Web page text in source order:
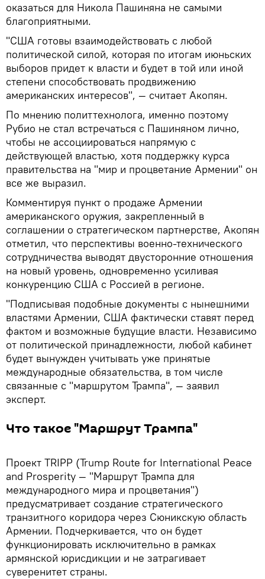
оказаться для Никола Пашиняна не самыми
благоприятными.
"США готовы взаимодействовать с любой
политической силой, которая по итогам июньских
выборов придет к власти и будет в той или иной
степени способствовать продвижению
американских интересов", — считает Акопян.
По мнению политтехнолога, именно поэтому
Рубио не стал встречаться с Пашиняном лично,
чтобы не ассоциироваться напрямую с
действующей властью, хотя поддержку курса
правительства на "мир и процветание Армении" он
все же выразил.
Комментируя пункт о продаже Армении
американского оружия, закрепленный в
соглашении о стратегическом партнерстве, Акопян
отметил, что перспективы военно-технического
сотрудничества выводят двусторонние отношения
на новый уровень, одновременно усиливая
конкуренцию США с Россией в регионе.
"Подписывая подобные документы с нынешними
властями Армении, США фактически ставят перед
фактом и возможные будущие власти. Независимо
от политической принадлежности, любой кабинет
будет вынужден учитывать уже принятые
международные обязательства, в том числе
связанные с "маршрутом Трампа", — заявил
эксперт.
Что такое "Маршрут Трампа"
Проект TRIPP (Trump Route for International Peace
and Prosperity — "Маршрут Трампа для
международного мира и процветания")
предусматривает создание стратегического
транзитного коридора через Сюникскую область
Армении. Подчеркивается, что он будет
функционировать исключительно в рамках
армянской юрисдикции и не затрагивает
суверенитет страны.